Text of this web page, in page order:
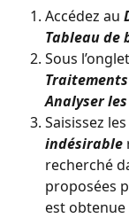
Accédez au
Tableau de
Sous l’onglet
Analyser
Saisissez
indésirable
recherché
proposées
est obtenue